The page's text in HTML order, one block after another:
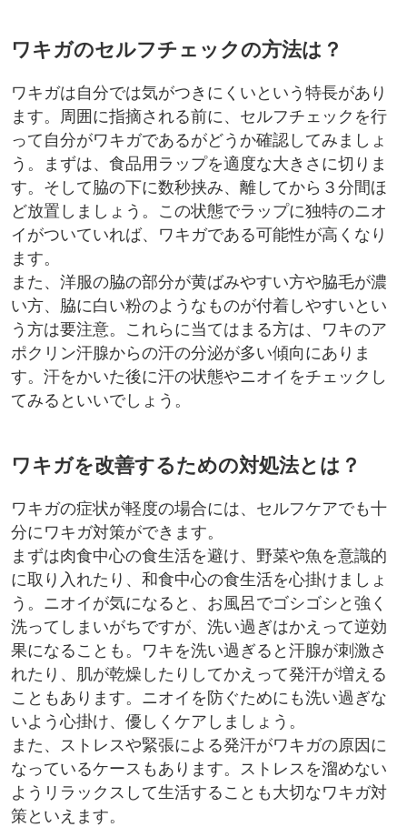
ワキガのセルフチェックの方法は？
ワキガは自分では気がつきにくいという特長があり
ます。周囲に指摘される前に、セルフチェックを行
って自分がワキガであるがどうか確認してみましょ
う。まずは、食品用ラップを適度な大きさに切りま
す。そして脇の下に数秒挟み、離してから３分間ほ
ど放置しましょう。この状態でラップに独特のニオ
イがついていれば、ワキガである可能性が高くなり
ます。
また、洋服の脇の部分が黄ばみやすい方や脇毛が濃
い方、脇に白い粉のようなものが付着しやすいとい
う方は要注意。これらに当てはまる方は、ワキのア
ポクリン汗腺からの汗の分泌が多い傾向にありま
す。汗をかいた後に汗の状態やニオイをチェックし
てみるといいでしょう。
ワキガを改善するための対処法とは？
ワキガの症状が軽度の場合には、セルフケアでも十
分にワキガ対策ができます。
まずは肉食中心の食生活を避け、野菜や魚を意識的
に取り入れたり、和食中心の食生活を心掛けましょ
う。ニオイが気になると、お風呂でゴシゴシと強く
洗ってしまいがちですが、洗い過ぎはかえって逆効
果になることも。ワキを洗い過ぎると汗腺が刺激さ
れたり、肌が乾燥したりしてかえって発汗が増える
こともあります。ニオイを防ぐためにも洗い過ぎな
いよう心掛け、優しくケアしましょう。
また、ストレスや緊張による発汗がワキガの原因に
なっているケースもあります。ストレスを溜めない
ようリラックスして生活することも大切なワキガ対
策といえます。